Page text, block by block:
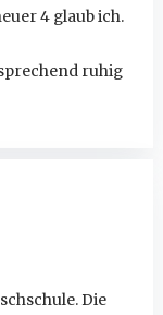
4 glaub ich.
ruhig
Die